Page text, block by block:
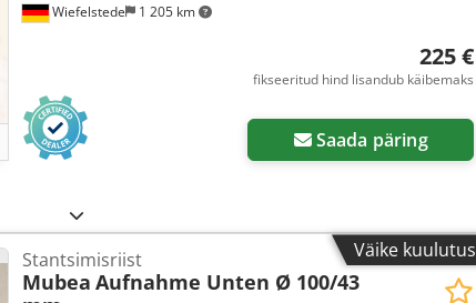
Wiefelstede 1 205 km
225 €
fikseeritud hind lisandub käibemaks
Saada päring
Väike kuulutus
Stantsimisriist
Mubea Aufnahme Unten Ø 100/43